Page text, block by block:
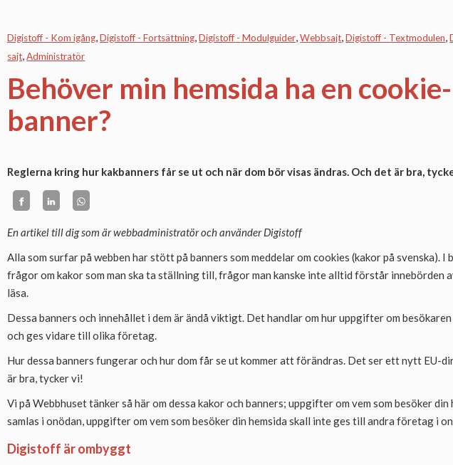
Digistoff - Kom igång Digistoff - Fortsättning Digistoff - Modulguider Webbsajt Digistoff - Textmodulen
sajt Administratör
Behöver min hemsida ha en cookie-
banner?
Reglerna kring hur kakbanners får se ut och när dom bör visas ändras. Och det är bra,
En artikel till dig som är webbadministratör och använder Digistoff
Alla som surfar på webben har stött på banners som meddelar om cookies (kakor på svenska). I
frågor om kakor som man ska ta ställning till, frågor man kanske inte alltid förstår innebörden
läsa.
Dessa banners och innehållet i dem är ändå viktigt. Det handlar om hur uppgifter om
och ges vidare till olika företag.
Hur dessa banners fungerar och hur dom får se ut kommer att förändras. Det ser ett nytt EU-
är bra, tycker vi!
Vi på Webbhuset tänker så här om dessa kakor och banners; uppgifter om vem som besöker din
samlas i onödan, uppgifter om vem som besöker din hemsida skall inte ges till andra företag i
Digistoff är ombyggt